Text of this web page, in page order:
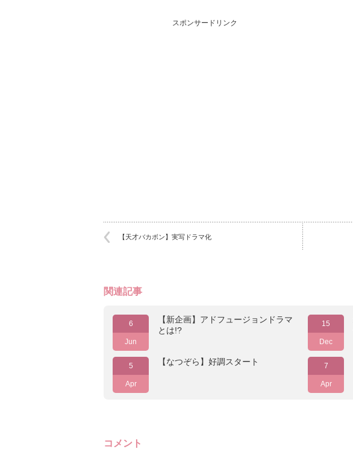
スポンサードリンク
【天才バカボン】実写ドラマ化
関連記事
6
Jun
【新企画】アドフュージョンドラマ
とは!?
15
Dec
5
Apr
【なつぞら】好調スタート 7
Apr
コメント